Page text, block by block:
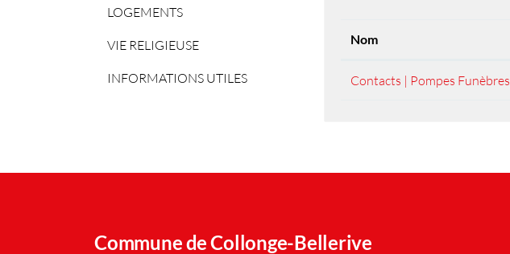
LOGEMENTS
VIE RELIGIEUSE
INFORMATIONS UTILES
Nom
Contacts | Pompes Funèbres
Commune de Collonge-Bellerive